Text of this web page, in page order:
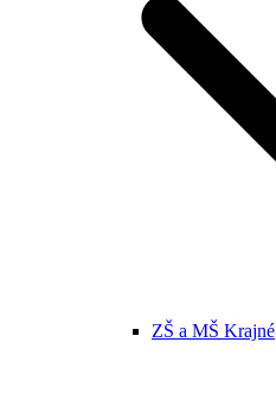
ZŠ a MŠ Krajné